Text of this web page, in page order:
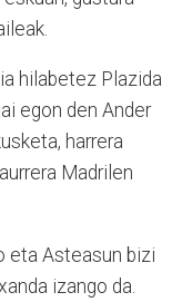
hilabetez Plazida
egon den Ander
harrera
Madrilen
eta Asteasun bizi
izango da.